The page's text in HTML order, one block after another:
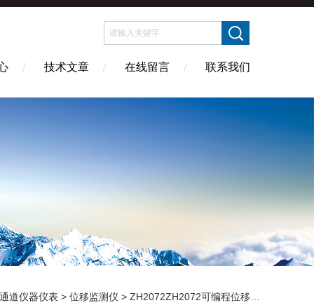
技术文章 在线留言 联系我们
道仪器仪表 > 位移监测仪 > ZH2072ZH2072可编程位移监视仪